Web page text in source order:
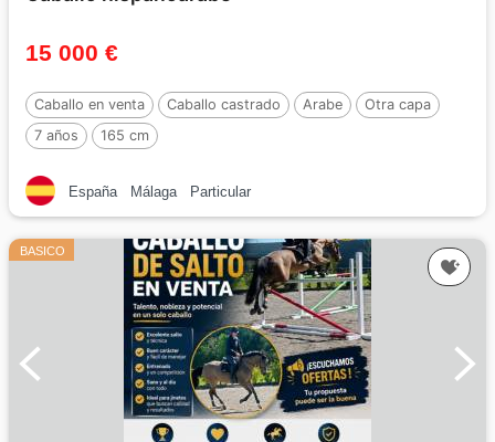
15 000 €
Caballo en venta Caballo castrado Arabe
Otra capa
7 años
165 cm
España Málaga Particular
BASICO